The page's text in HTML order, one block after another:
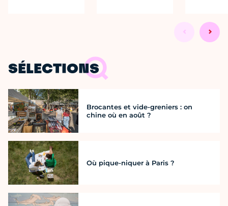
SÉLECTIONS
Brocantes et vide-greniers : on
chine où en août ?
Où pique-niquer à Paris ?